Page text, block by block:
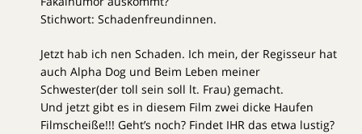
Stichwort: Schadenfreundinnen.
Jetzt hab ich nen Schaden. Ich mein, der Regisseur hat
auch Alpha Dog und Beim Leben meiner
Schwester(der toll sein soll lt. Frau) gemacht.
Und jetzt gibt es in diesem Film zwei dicke Haufen
Filmscheiße!!! Geht’s noch? Findet IHR das etwa lustig?